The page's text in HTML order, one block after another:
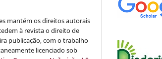
mantém os direitos autorais
à revista o direito de
publicação, com o trabalho
licenciado sob